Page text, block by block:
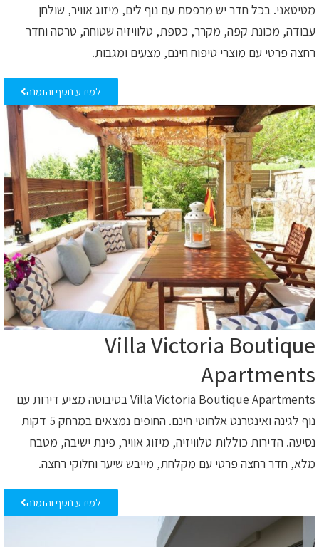
מטיטאני. בכל חדר יש מרפסת עם נוף לים, מיזוג אוויר, שולחן
עבודה, מכונת קפה, מקרר, כספת, טלוויזיה שטוחה, טרסה וחדר
רחצה פרטי עם מוצרי טיפוח חינם, מצעים ומגבות.
למידע נוסף והזמנה
Villa Victoria Boutique
Apartments
Villa Victoria Boutique Apartments בסיבוטה מציע דירות עם
נוף לגינה ואינטרנט אלחוטי חינם. החופים נמצאים במרחק 5 דקות
נסיעה. הדירות כוללות טלוויזיה, מיזוג אוויר, פינת ישיבה, מטבח
מלא, חדר רחצה פרטי עם מקלחת, מייבש שיער וחלוקי רחצה.
למידע נוסף והזמנה